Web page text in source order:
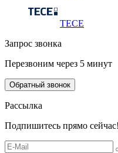
TECE
Запрос звонка
Перезвоним через 5 минут
Обратный звонок
Рассылка
Подпишитесь прямо сейчас!